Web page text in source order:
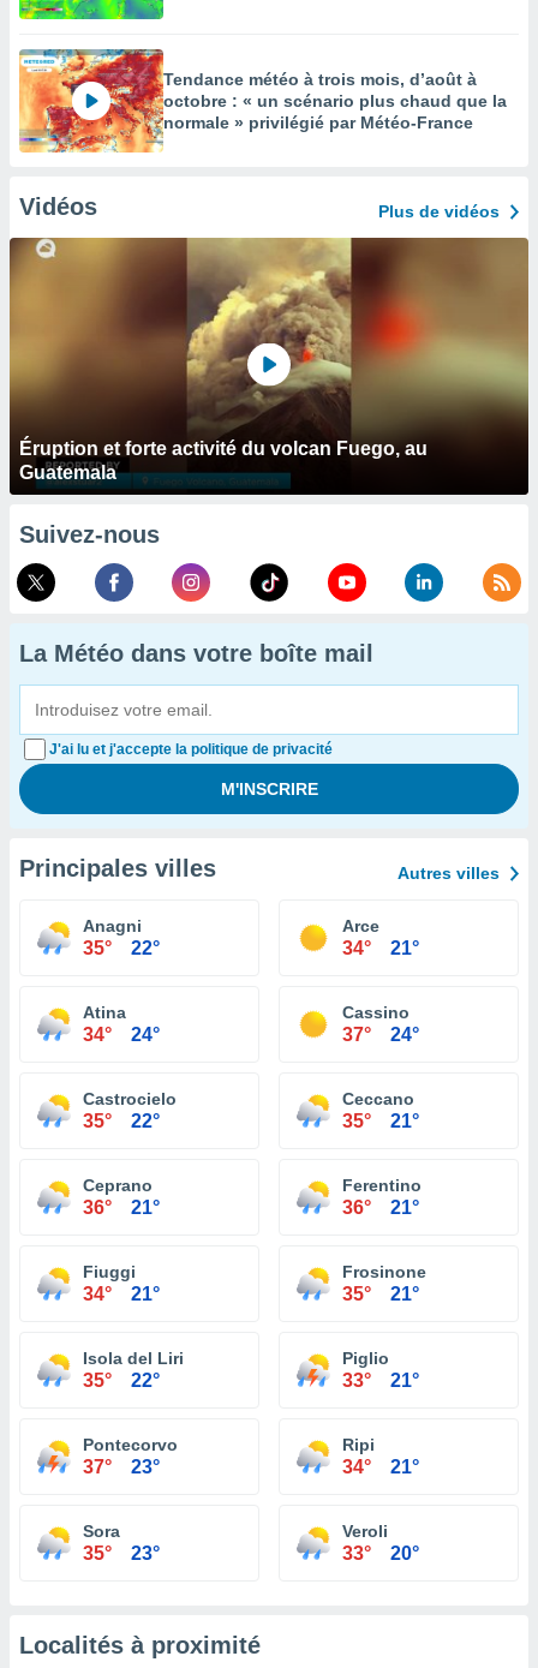
Tendance météo à trois mois, d’août à
octobre : « un scénario plus chaud que la
normale » privilégié par Météo-France
Vidéos Plus de vidéos
Éruption et forte activité du volcan Fuego, au
Guatemala
Suivez-nous
La Météo dans votre boîte mail
J'ai lu et j'accepte la politique de privacité
Principales villes Autres villes
Anagni
35° 22°
Arce
34° 21°
Atina
34° 24°
Cassino
37° 24°
Castrocielo
35° 22°
Ceccano
35° 21°
Ceprano
36° 21°
Ferentino
36° 21°
Fiuggi
34° 21°
Frosinone
35° 21°
Isola del Liri
35° 22°
Piglio
33° 21°
Pontecorvo
37° 23°
Ripi
34° 21°
Sora
35° 23°
Veroli
33° 20°
Localités à proximité